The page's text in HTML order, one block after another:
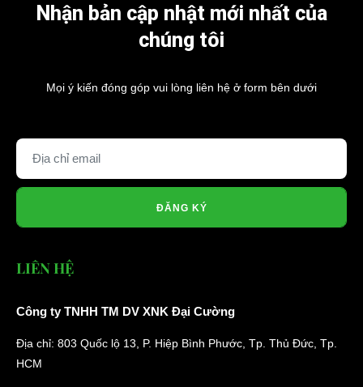
Nhận bản cập nhật mới nhất của
chúng tôi
Mọi ý kiến đóng góp vui lòng liên hệ ở form bên dưới
ĐĂNG KÝ
LIÊN HỆ
Công ty TNHH TM DV XNK Đại Cường
Địa chỉ: 803 Quốc lộ 13, P. Hiệp Bình Phước, Tp. Thủ Đức, Tp.
HCM